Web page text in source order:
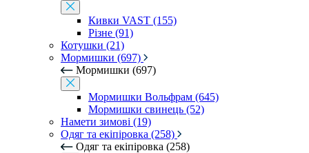
Кивки VAST (155)
Різне (91)
Котушки (21)
Мормишки (697)
Мормишки (697)
Мормишки Вольфрам (645)
Мормишки свинець (52)
Намети зимові (19)
Одяг та екіпіровка (258)
Одяг та екіпіровка (258)